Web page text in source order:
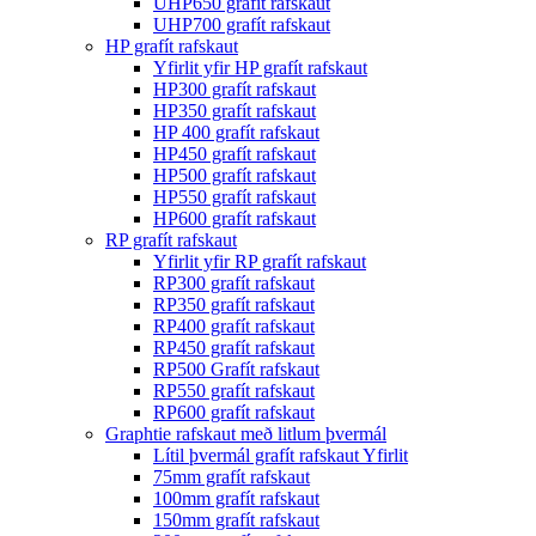
UHP700 grafít rafskaut
HP grafít rafskaut
Yfirlit yfir HP grafít rafskaut
HP300 grafít rafskaut
HP350 grafít rafskaut
HP 400 grafít rafskaut
HP450 grafít rafskaut
HP500 grafít rafskaut
HP550 grafít rafskaut
HP600 grafít rafskaut
RP grafít rafskaut
Yfirlit yfir RP grafít rafskaut
RP300 grafít rafskaut
RP350 grafít rafskaut
RP400 grafít rafskaut
RP450 grafít rafskaut
RP500 Grafít rafskaut
RP550 grafít rafskaut
RP600 grafít rafskaut
Graphtie rafskaut með litlum þvermál
Lítil þvermál grafít rafskaut Yfirlit
75mm grafít rafskaut
100mm grafít rafskaut
150mm grafít rafskaut